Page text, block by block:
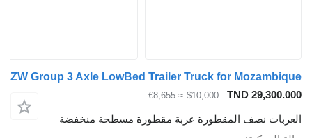
ZW Group 3 Axle LowBed Trailer Truck for
TND
$10,000
≈ €8,655
نصف المقطورة عربة مقطورة مسطحة منخفضة